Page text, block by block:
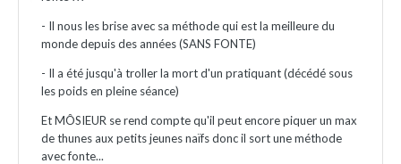
- Il nous les brise avec sa méthode qui est la meilleure du
monde depuis des années (SANS FONTE)
- Il a été jusqu'à troller la mort d'un pratiquant (décédé sous
les poids en pleine séance)
Et MÔSIEUR se rend compte qu'il peut encore piquer un max
de thunes aux petits jeunes naïfs donc il sort une méthode
avec fonte...